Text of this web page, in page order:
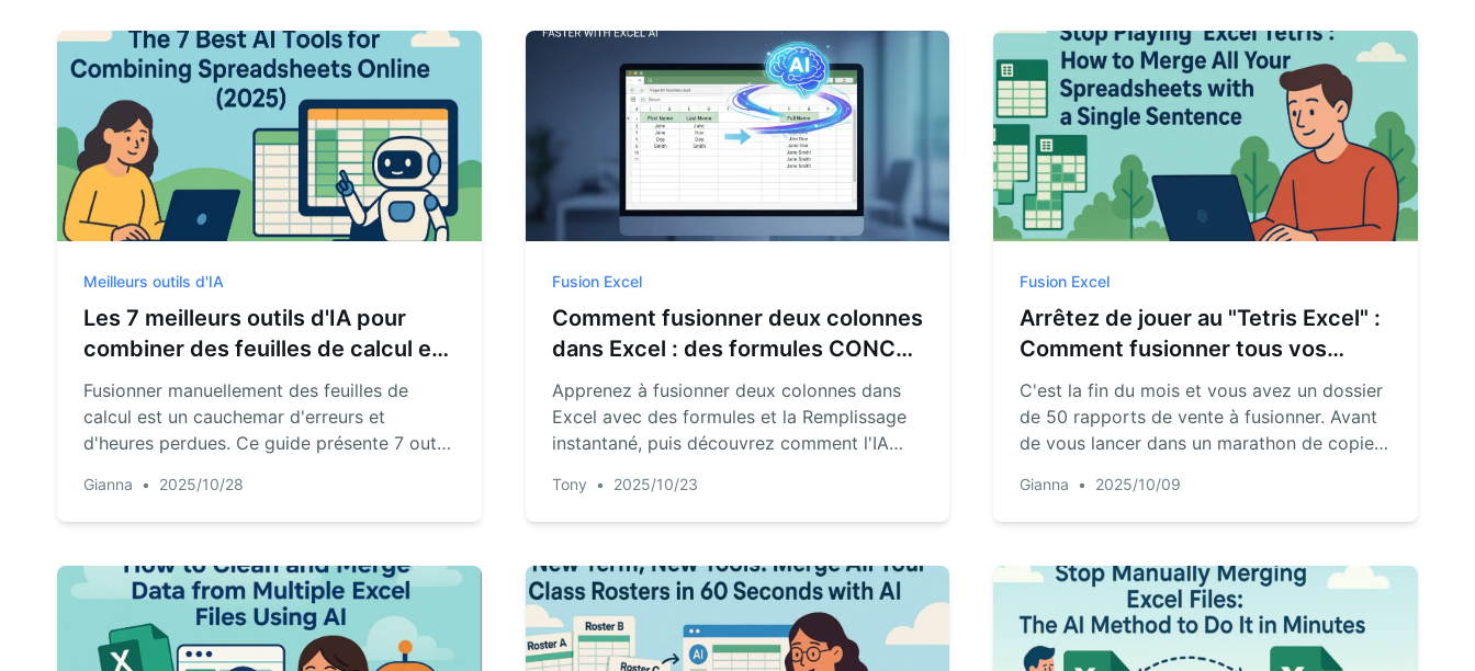
la mise en forme en quelques secondes
avec de simples invites en langage naturel.
Meilleurs outils d'IA
Les 7 meilleurs outils d'IA pour
combiner des feuilles de calcul en
ligne
Fusionner manuellement des feuilles de
calcul est un cauchemar d'erreurs et
d'heures perdues. Ce guide présente 7 outils
gratuites, qui transforment cette tâche
fastidieuse en une simple commande
pour votre flux de travail.
Gianna • 2025/10/28
Fusion Excel
Comment fusionner deux colonnes
dans Excel : des formules CONCAT
à l'automatisation par IA
Apprenez à fusionner deux colonnes dans
Excel avec des formules et la Remplissage
instantané, puis découvrez comment l'IA
minutes à quelques secondes pour les
tâches répétables.
Tony • 2025/10/23
Fusion Excel
Arrêtez de jouer au "Tetris Excel" :
Comment fusionner tous vos
tableaux avec une seule phrase
C'est la fin du mois et vous avez un dossier
de 50 rapports de vente à fusionner. Avant
de vous lancer dans un marathon de copier-
comment l'IA d'RowSpeak peut fusionner
tous ces fichiers—même avec des colonnes
Découvrez des exemples concrets et
récupérez des heures de votre temps.
Gianna • 2025/10/09